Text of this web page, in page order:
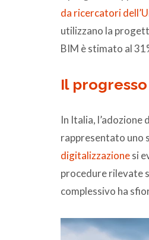
da ricercatori
utilizzano la
BIM è stimato al
Il
In Italia, l’adozione
rappresentato uno
digitalizzazionesi
procedure rilevate
complessivo ha